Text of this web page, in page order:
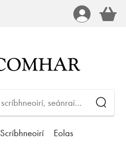
Scríbhneoirí Eolas